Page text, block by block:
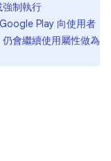
強制執行
Play 向使用者
會繼續使用屬性做為